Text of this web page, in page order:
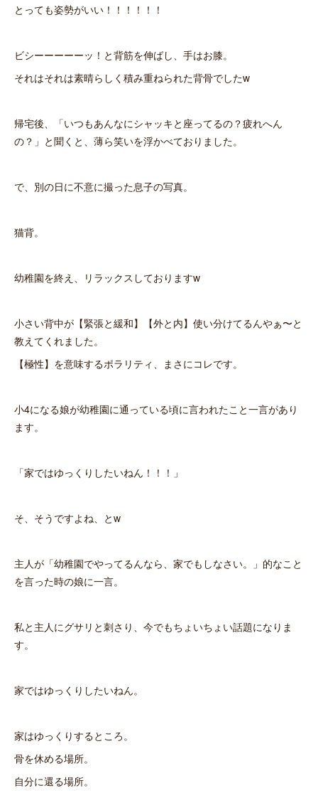
とっても姿勢がいい！！！！！！
ビシーーーーーッ！と背筋を伸ばし、手はお膝。
それはそれは素晴らしく積み重ねられた背骨でしたw
帰宅後、「いつもあんなにシャッキと座ってるの？疲れへん
の？」と聞くと、薄ら笑いを浮かべておりました。
で、別の日に不意に撮った息子の写真。
猫背。
幼稚園を終え、リラックスしておりますw
小さい背中が【緊張と緩和】【外と内】使い分けてるんやぁ〜と
教えてくれました。
【極性】を意味するポラリティ、まさにコレです。
小4になる娘が幼稚園に通っている頃に言われたこと一言があり
ます。
「家ではゆっくりしたいねん！！！」
そ、そうですよね、とw
主人が「幼稚園でやってるんなら、家でもしなさい。」的なこと
を言った時の娘に一言。
私と主人にグサリと刺さり、今でもちょいちょい話題になりま
す。
家ではゆっくりしたいねん。
家はゆっくりするところ。
骨を休める場所。
自分に還る場所。